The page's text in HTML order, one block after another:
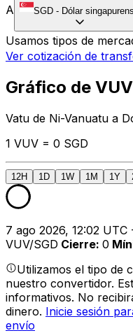
A
SGD - Dólar
Usamos tipos de
Ver cotización de
Gráfico de
Vatu de Ni-Vanuatu a
1 VUV = 0 SGD
12H 1D 1W 1M 1Y
7 ago 2026, 12:02
VUV/SGD Cierre: 0
Utilizamos el tipo de
nuestro convertidor.
informativos. No
dinero. Inicie sesión
envío